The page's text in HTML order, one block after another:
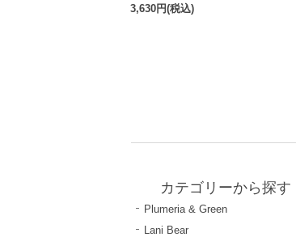
3,630円(税込)
カテゴリーから探す
Plumeria & Green
Lani Bear